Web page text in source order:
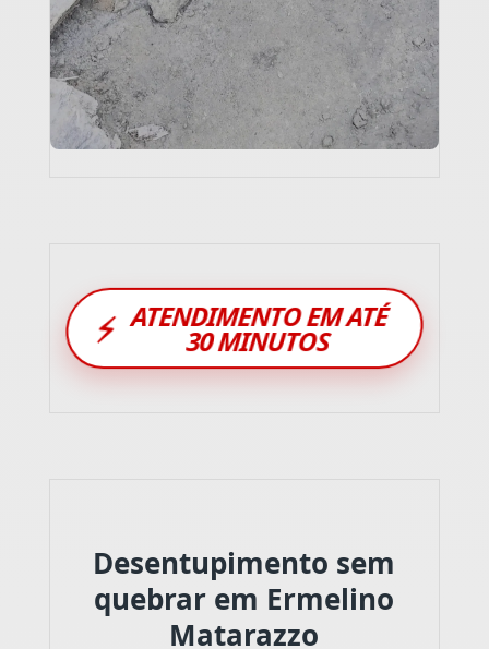
⚡ ATENDIMENTO EM ATÉ
30 MINUTOS
Desentupimento sem
quebrar em Ermelino
Matarazzo